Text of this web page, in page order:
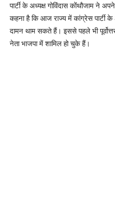
पार्टी के अध्यक्ष गोविंदास कोंथौजाम ने
कहना है कि आज राज्य में कांग्रेस पार्टी के
दामन थाम सकते हैं। इससे पहले भी
नेता भाजपा में शामिल हो चुके हैं।